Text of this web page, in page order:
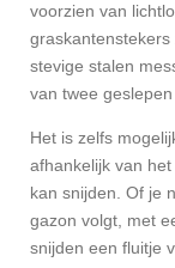
voorzien van
stevige stalen
van twee geslepen
Het is zelfs
afhankelijk van
kan snijden. Of je
gazon volgt, met
snijden een fluitje